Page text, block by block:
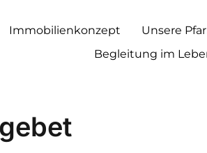
Immobilienkonzept Unsere
Begleitung im